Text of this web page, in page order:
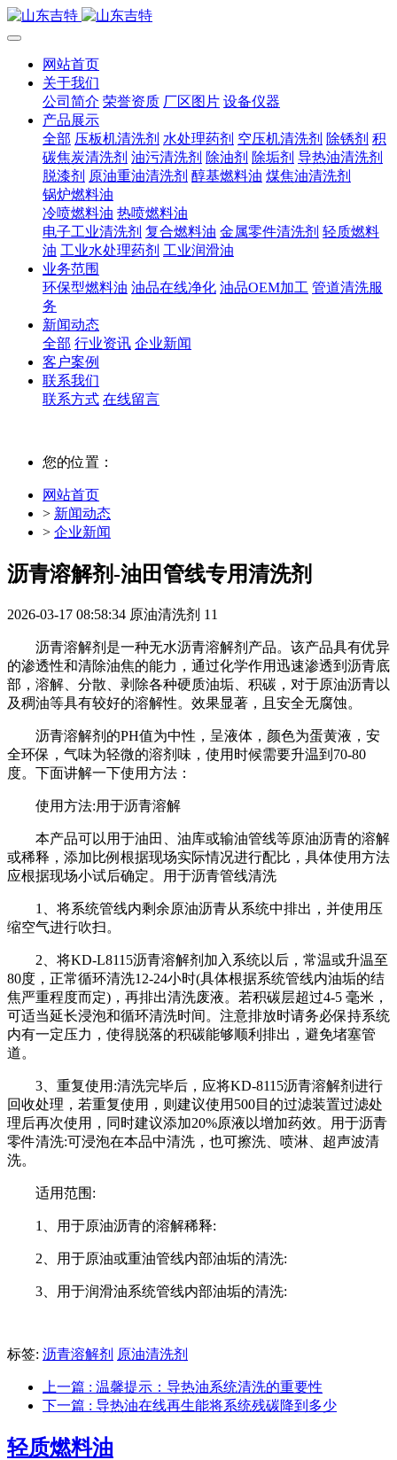
网站首页
关于我们
公司简介 荣誉资质 厂区图片 设备仪器
产品展示
全部 压板机清洗剂 水处理药剂 空压机清洗剂 除锈剂 积
碳焦炭清洗剂 油污清洗剂 除油剂 除垢剂 导热油清洗剂
脱漆剂 原油重油清洗剂 醇基燃料油 煤焦油清洗剂
锅炉燃料油
冷喷燃料油 热喷燃料油
电子工业清洗剂 复合燃料油 金属零件清洗剂 轻质燃料
油 工业水处理药剂 工业润滑油
业务范围
环保型燃料油 油品在线净化 油品OEM加工 管道清洗服
务
新闻动态
全部 行业资讯 企业新闻
客户案例
联系我们
联系方式 在线留言
您的位置：
网站首页
> 新闻动态
> 企业新闻
沥青溶解剂-油田管线专用清洗剂
2026-03-17 08:58:34 原油清洗剂 11
沥青溶解剂是一种无水沥青溶解剂产品。该产品具有优异
的渗透性和清除油焦的能力，通过化学作用迅速渗透到沥青底
部‍，溶解、分散、剥除各种硬质油垢、积碳，对于原油沥青以
及稠油等具有较好的溶解性。效果显著，且安全无腐蚀。
沥青溶解剂的PH值为中性，呈液体，颜色为蛋黄液，安
全环保，气味为轻微的溶剂味，使用时候需要升温到70-80
度。下面讲解一下使用方法：
使用方法:用于沥青溶解
本产品可以用于油田、油库或输油管线等原油沥青的溶解
或稀释，添加比例根据现场实际情况进行配比，具体使用方法
应根据现场小试后确定。用于沥青管线清洗
1、将系统管线内剩余原油沥青从系统中排出，并使用压
缩空气进行吹扫。
2、将KD-L8115沥青溶解剂加入系统以后，常温或升温至
80度，正常循环清洗12-24小时(具体根据系统管线内油垢的结
焦严重程度而定)，再排出清洗废液。若积碳层超过4-5 毫米，
可适当延长浸泡和循环清洗时间。注意排放时请务必保持系统
内有一定压力，使得脱落的积碳能够顺利排出，避免堵塞管
道。
3、重复使用:清洗完毕后，应将KD-8115沥青溶解剂进行
回收处理，若重复使用，则建议使用500目的过滤装置过滤处
理后再次使用，同时建议添加20%原液以增加药效。用于沥青
零件清洗:可浸泡在本品中清洗，也可擦洗、喷淋、超声波清
洗。
适用范围:
1、用于原油沥青的溶解稀释:
2、用于原油或重油管线内部油垢的清洗:
3、用于润滑油系统管线内部油垢的清洗:
标签: 沥青溶解剂 原油清洗剂
上一篇 : 温馨提示：导热油系统清洗的重要性
下一篇 : 导热油在线再生能将系统残碳降到多少
轻质燃料油